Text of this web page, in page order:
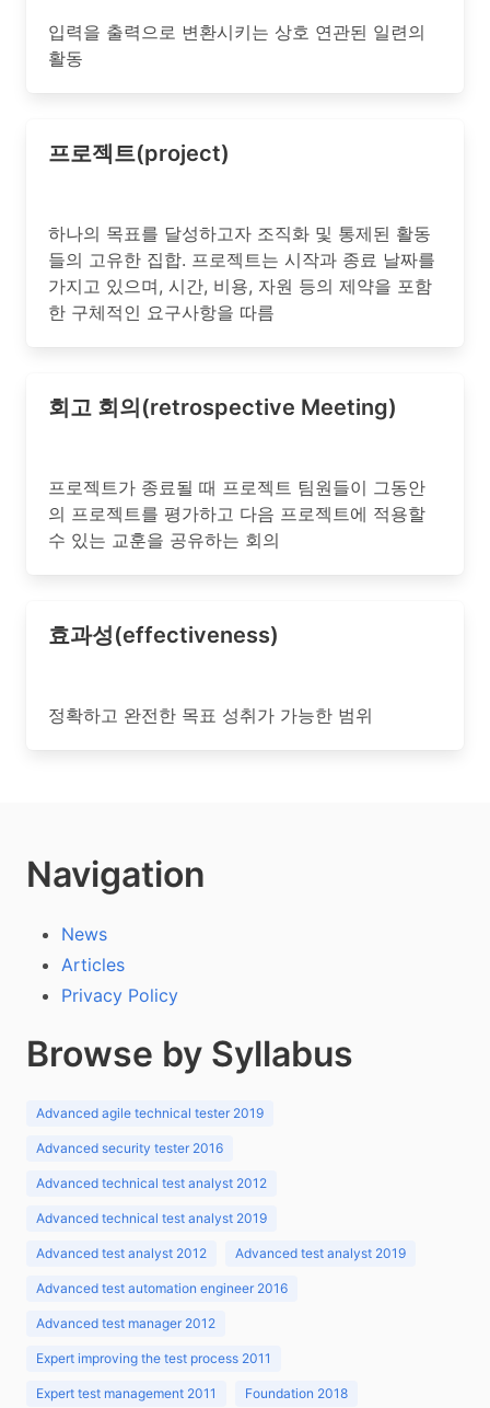
입력을 출력으로 변환시키는 상호 연관된 일련의
활동
프로젝트(project)
하나의 목표를 달성하고자 조직화 및 통제된 활동
들의 고유한 집합. 프로젝트는 시작과 종료 날짜를
가지고 있으며, 시간, 비용, 자원 등의 제약을 포함
한 구체적인 요구사항을 따름
회고 회의(retrospective Meeting)
프로젝트가 종료될 때 프로젝트 팀원들이 그동안
의 프로젝트를 평가하고 다음 프로젝트에 적용할
수 있는 교훈을 공유하는 회의
효과성(effectiveness)
정확하고 완전한 목표 성취가 가능한 범위
Navigation
News
Articles
Privacy Policy
Browse by Syllabus
Advanced agile technical tester 2019
Advanced security tester 2016
Advanced technical test analyst 2012
Advanced technical test analyst 2019
Advanced test analyst 2012 Advanced test analyst 2019
Advanced test automation engineer 2016
Advanced test manager 2012
Expert improving the test process 2011
Expert test management 2011 Foundation 2018